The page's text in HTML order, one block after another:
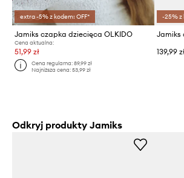
extra -5% z kodem: OFF*
Jamiks czapka dziecięca OLKIDO
Cena aktualna:
51,99 zł
Cena regularna:89,99 zł
Najniższa cena:53,99 zł
-25% z
139,99
Odkryj produkty Jamiks